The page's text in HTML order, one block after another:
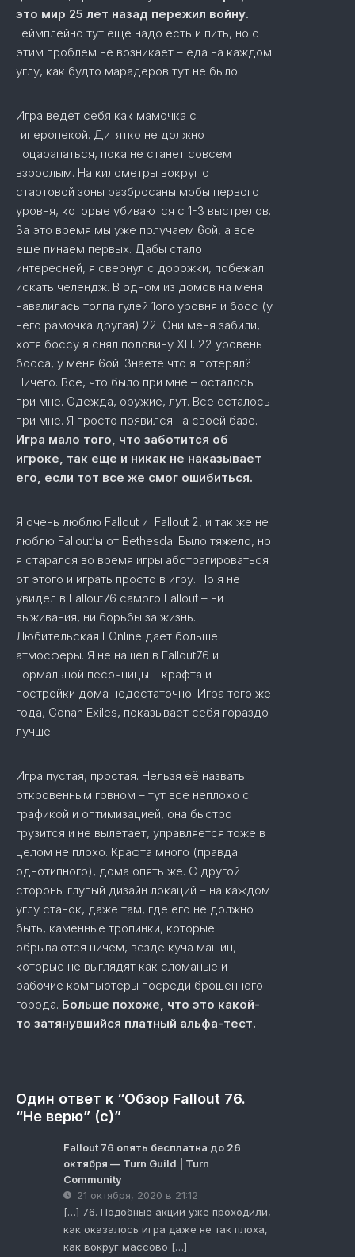
это мир 25 лет назад пережил войну.
Геймплейно тут еще надо есть и пить, но с
этим проблем не возникает – еда на каждом
углу, как будто марадеров тут не было.
Игра ведет себя как мамочка с
гиперопекой. Дитятко не должно
поцарапаться, пока не станет совсем
взрослым. На километры вокруг от
стартовой зоны разбросаны мобы первого
уровня, которые убиваются с 1-3 выстрелов.
За это время мы уже получаем 6ой, а все
еще пинаем первых. Дабы стало
интересней, я свернул с дорожки, побежал
искать челендж. В одном из домов на меня
навалилась толпа гулей 1ого уровня и босс (у
него рамочка другая) 22. Они меня забили,
хотя боссу я снял половину ХП. 22 уровень
босса, у меня 6ой. Знаете что я потерял?
Ничего. Все, что было при мне – осталось
при мне. Одежда, оружие, лут. Все осталось
при мне. Я просто появился на своей базе.
Игра мало того, что заботится об
игроке, так еще и никак не наказывает
его, если тот все же смог ошибиться.
Я очень люблю Fallout и Fallout 2, и так же не
люблю Fallout’ы от Bethesda. Было тяжело, но
я старался во время игры абстрагироваться
от этого и играть просто в игру. Но я не
увидел в Fallout76 самого Fallout – ни
выживания, ни борьбы за жизнь.
Любительская FOnline дает больше
атмосферы. Я не нашел в Fallout76 и
нормальной песочницы – крафта и
постройки дома недостаточно. Игра того же
года, Conan Exiles, показывает себя гораздо
лучше.
Игра пустая, простая. Нельзя её назвать
откровенным говном – тут все неплохо с
графикой и оптимизацией, она быстро
грузится и не вылетает, управляется тоже в
целом не плохо. Крафта много (правда
однотипного), дома опять же. С другой
стороны глупый дизайн локаций – на каждом
углу станок, даже там, где его не должно
быть, каменные тропинки, которые
обрываются ничем, везде куча машин,
которые не выглядят как сломаные и
рабочие компьютеры посреди брошенного
города. Больше похоже, что это какой-
то затянувшийся платный альфа-тест.
Один ответ к “Обзор Fallout 76.
“Не верю” (с)”
Fallout 76 опять бесплатна до 26
октября — Turn Guild | Turn
Community
21 октября, 2020 в 21:12
[…] 76. Подобные акции уже проходили,
как оказалось игра даже не так плоха,
как вокруг массово […]